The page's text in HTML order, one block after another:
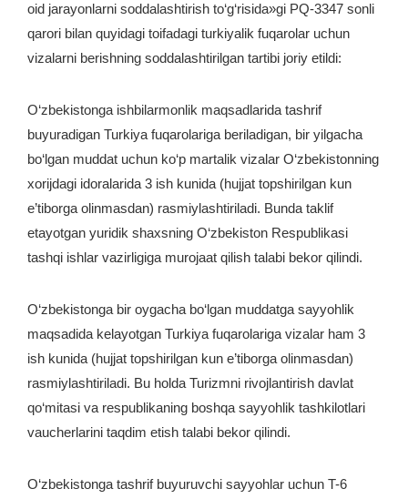
oid jarayonlarni soddalashtirish to‘g‘risida»gi PQ-3347 sonli
qarori bilan quyidagi toifadagi turkiyalik fuqarolar uchun
vizalarni berishning soddalashtirilgan tartibi joriy etildi:
O‘zbekistonga ishbilarmonlik maqsadlarida tashrif
buyuradigan Turkiya fuqarolariga beriladigan, bir yilgacha
bo‘lgan muddat uchun ko‘p martalik vizalar O‘zbekistonning
xorijdagi idoralarida 3 ish kunida (hujjat topshirilgan kun
e’tiborga olinmasdan) rasmiylashtiriladi. Bunda taklif
etayotgan yuridik shaxsning O‘zbekiston Respublikasi
tashqi ishlar vazirligiga murojaat qilish talabi bekor qilindi.
O‘zbekistonga bir oygacha bo‘lgan muddatga sayyohlik
maqsadida kelayotgan Turkiya fuqarolariga vizalar ham 3
ish kunida (hujjat topshirilgan kun e’tiborga olinmasdan)
rasmiylashtiriladi. Bu holda Turizmni rivojlantirish davlat
qo‘mitasi va respublikaning boshqa sayyohlik tashkilotlari
vaucherlarini taqdim etish talabi bekor qilindi.
O‘zbekistonga tashrif buyuruvchi sayyohlar uchun T-6